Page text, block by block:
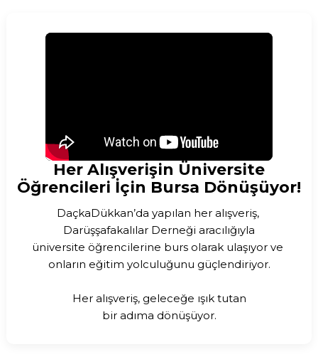
Her Alışverişin Üniversite
Öğrencileri İçin Bursa Dönüşüyor!
DaçkaDükkan’da yapılan her alışveriş,
Darüşşafakalılar Derneği aracılığıyla
üniversite öğrencilerine burs olarak ulaşıyor ve
onların eğitim yolculuğunu güçlendiriyor.
Her alışveriş, geleceğe ışık tutan
bir adıma dönüşüyor.